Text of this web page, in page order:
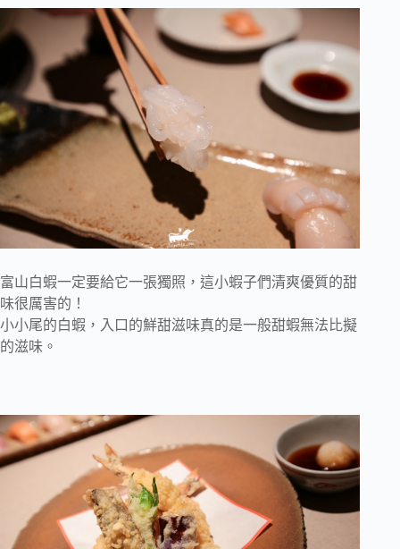
富山白蝦一定要給它一張獨照，這小蝦子們清爽優質的甜
味很厲害的！
小小尾的白蝦，入口的鮮甜滋味真的是一般甜蝦無法比擬
的滋味。